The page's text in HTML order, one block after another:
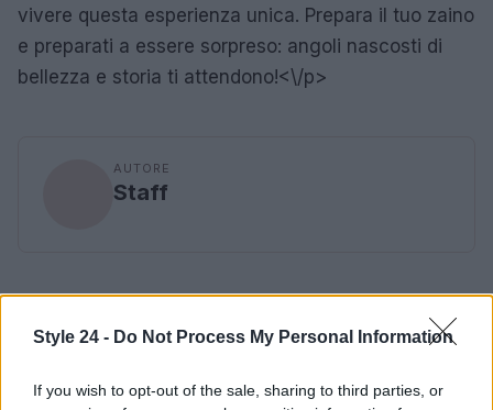
Style 24 - Do Not Process My Personal Information
If you wish to opt-out of the sale, sharing to third parties, or
vivere questa esperienza unica. Prepara il tuo zaino
e preparati a essere sorpreso: angoli nascosti di
bellezza e storia ti attendono!<\/p>
AUTORE
Staff